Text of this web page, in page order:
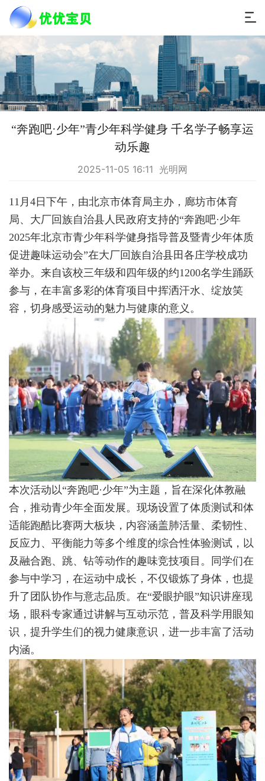
“奔跑吧·少年”青少年科学健身 千名学子畅享运
动乐趣
2025-11-05 16:11 光明网
11月4日下午，由北京市体育局主办，廊坊市体育
局、大厂回族自治县人民政府支持的“奔跑吧·少年
2025年北京市青少年科学健身指导普及暨青少年体质
促进趣味运动会”在大厂回族自治县田各庄学校成功
举办。来自该校三年级和四年级的约1200名学生踊跃
参与，在丰富多彩的体育项目中挥洒汗水、绽放笑
容，切身感受运动的魅力与健康的意义。
本次活动以“奔跑吧·少年”为主题，旨在深化体教融
合，推动青少年全面发展。现场设置了体质测试和体
适能跑酷比赛两大板块，内容涵盖肺活量、柔韧性、
反应力、平衡能力等多个维度的综合性体验测试，以
及融合跑、跳、钻等动作的趣味竞技项目。同学们在
参与中学习，在运动中成长，不仅锻炼了身体，也提
升了团队协作与意志品质。在“爱眼护眼”知识讲座现
场，眼科专家通过讲解与互动示范，普及科学用眼知
识，提升学生们的视力健康意识，进一步丰富了活动
内涵。